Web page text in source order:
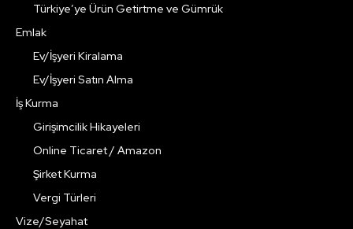
Türkiye’ye Ürün Getirtme ve Gümrük
Emlak
Ev/İşyeri Kiralama
Ev/İşyeri Satın Alma
İş Kurma
Girişimcilik Hikayeleri
Online Ticaret / Amazon
Şirket Kurma
Vergi Türleri
Vize/Seyahat